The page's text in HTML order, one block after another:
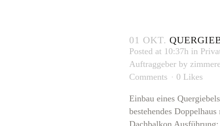
01 OKT.
Posted at 10:37h in
Auftraggeber by
Comments
0 Likes
Einbau eines
bestehendes Doppelhaus
Dachbalkon Ausführung: